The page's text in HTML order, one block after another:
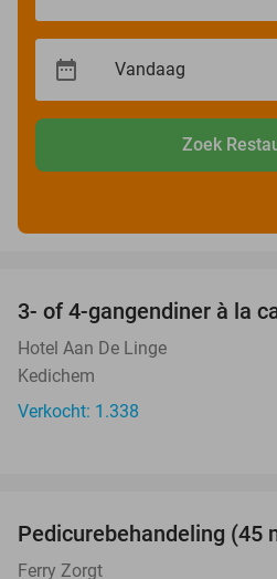
Zoek
3- of 4-gangendiner à la
Hotel Aan De Linge
Kedichem
Verkocht: 1.338
OUT
Pedicurebehandeling (45
Ferry Zorgt